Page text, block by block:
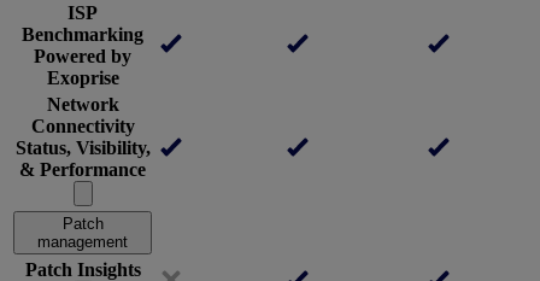
ISP
Benchmarking
Powered by
Exoprise
Network
Connectivity
Status, Visibility,
& Performance
Patch
management
Patch Insights